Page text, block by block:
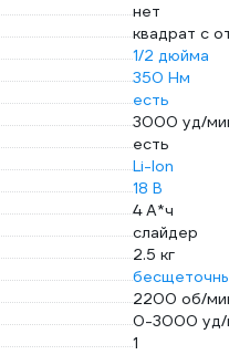
нет
квадрат с
1/2 дюйма
350 Нм
есть
3000 уд/
есть
Li-Ion
18 В
4 А*ч
слайдер
2.5 кг
2200 об/
0-3000 уд/
1